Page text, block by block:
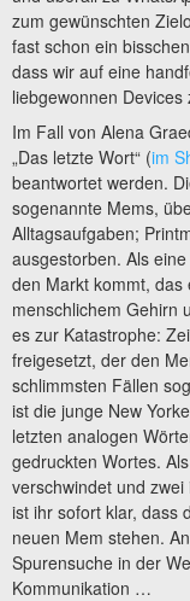
zum gewünschten
fast schon ein
dass wir auf eine
liebgewonnen Devices
Im Fall von Alena
„Das letzte Wort“ (im
beantwortet werden.
sogenannte Mems,
Alltagsaufgaben;
ausgestorben. Als
den Markt kommt, das
menschlichem Gehirn
es zur Katastrophe:
freigesetzt, der den
schlimmsten Fällen
ist die junge New
letzten analogen
gedruckten Wortes.
verschwindet und
ist ihr sofort klar, dass
neuen Mem stehen.
Spurensuche in der
Kommunikation …